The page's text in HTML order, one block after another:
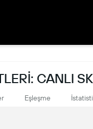
CANLI
Eşleşme